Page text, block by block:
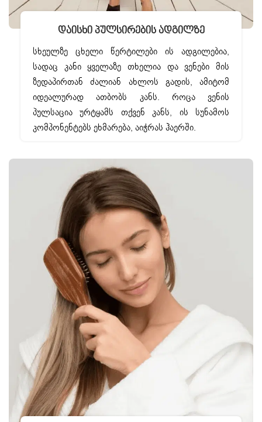
Დაისხი Პულსირების Ადგილზე
სხეულზე ცხელი წერტილები ის ადგილებია,
სადაც კანი ყველაზე თხელია და ვენები მის
ზედაპირთან ძალიან ახლოს გადის, ამიტომ
იდეალურად ათბობს კანს. როცა ვენის
პულსაცია ურტყამს თქვენ კანს, ის სუნამოს
კომპონენტებს ეხმარება, აიჭრას ჰაერში.